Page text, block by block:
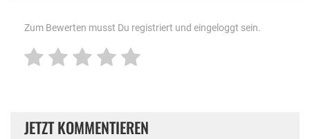
Zum Bewerten musst Du registriert und eingeloggt sein.
JETZT KOMMENTIEREN